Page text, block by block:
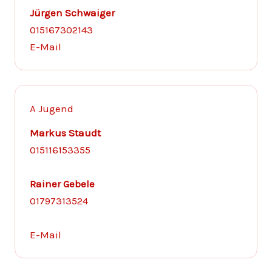
Jürgen Schwaiger
015167302143
E-Mail
A Jugend
Markus Staudt
015116153355
Rainer Gebele
01797313524
E-Mail